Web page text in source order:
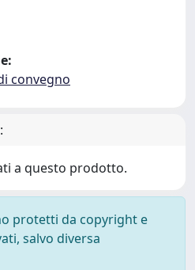
convegno
a questo prodotto.
protetti da copyright e
salvo diversa